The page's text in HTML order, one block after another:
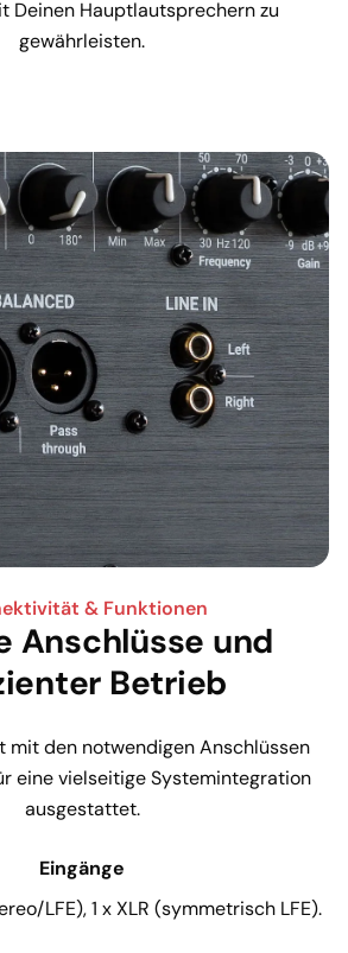
Deinen Hauptlautsprechern zu
gewährleisten.
& Funktionen
Anschlüsse und
Betrieb
mit den notwendigen Anschlüssen
eine vielseitige Systemintegration
ausgestattet.
Eingänge
LFE), 1 x XLR (symmetrisch LFE).